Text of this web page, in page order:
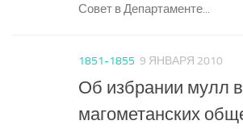
Совет в Департаменте...
1851-1855 9 ЯНВАРЯ 2010
Об избрании мулл в
магометанских